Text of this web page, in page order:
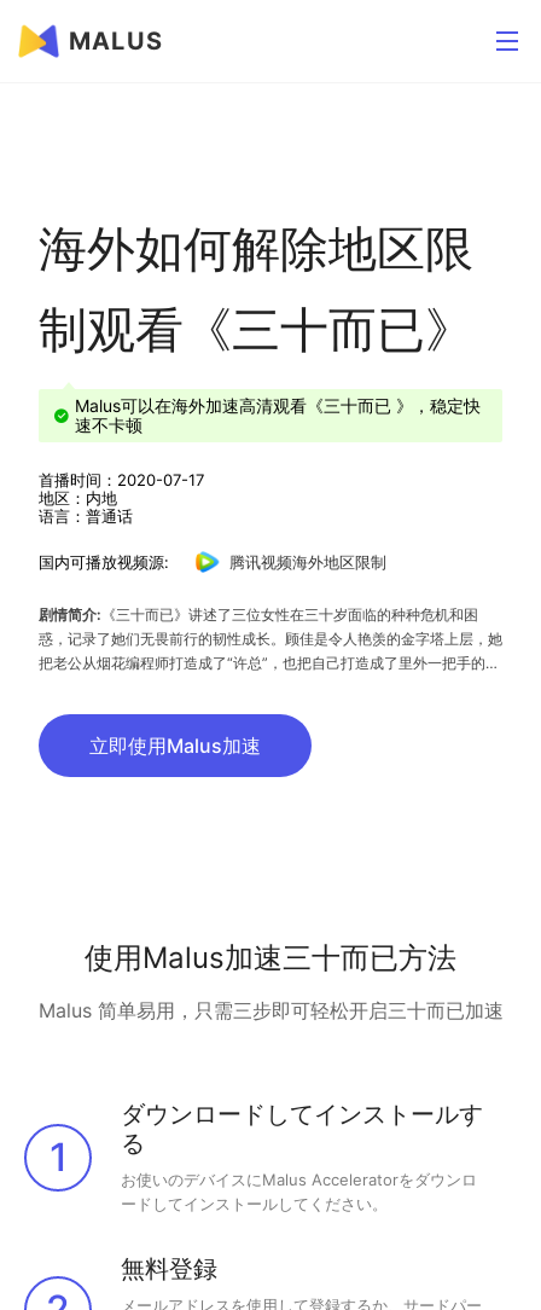
MALUS
海外如何解除地区限
制观看《三十而已》
Malus可以在海外加速高清观看《三十而已 》，稳定快
速不卡顿
首播时间：2020-07-17
地区：内地
语言：普通话
国内可播放视频源: 腾讯视频海外地区限制
剧情简介: 《三十而已》讲述了三位女性在三十岁面临的种种危机和困
惑，记录了她们无畏前行的韧性成长。顾佳是令人艳羡的金字塔上层，她
把老公从烟花编程师打造成了“许总”，也把自己打造成了里外一把手的全
的叛逆者，深信自己既有颜值又有脑子，永远值得更好的，然而她也有自
己的烦恼。钟晓芹是标准化的大多数，嫁给事业单位铁饭碗的老公，自己
保有一份普通工作，安心做一个平凡妻子。却因写作爱好偶然卖出高价版
立即使用Malus加速
使用Malus加速三十而已方法
Malus 简单易用，只需三步即可轻松开启三十而已加速
1
ダウンロードしてインストールす
る
お使いのデバイスにMalus Acceleratorをダウンロ
ードしてインストールしてください。
無料登録
メールアドレスを使用して登録するか、サードパー